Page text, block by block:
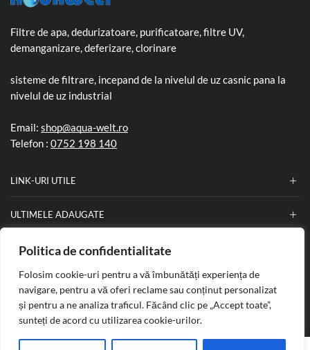
Politica de confidentialitate
Folosim cookie-uri pentru a vă îmbunătăți experiența de
navigare, pentru a vă oferi reclame sau conținut personalizat
și pentru a ne analiza traficul. Făcând clic pe „Accept toate”,
sunteți de acord cu utilizarea cookie-urilor.
Filtre de apa, dedurizatoare, purificatoare, filtre UV,
demanganizare, deferizare, clorinare
sisteme de filtrare, incepand de la nivelul de uz casnic pana la
nivelul de uz industrial
Email: shop@aqua-welt.ro
Telefon : 0752 198 140
LINK-URI UTILE
ULTIMELE ADAUGATE
INFORMATII
Copyright © 2025Aqua Welt. Creat de